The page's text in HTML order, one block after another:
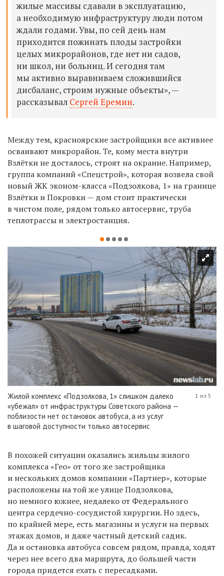
жилые массивы сдавали в эксплуатацию,
а необходимую инфраструктуру люди потом
ждали годами.Увы, по сей день нам
приходится пожинать плоды застройки
целых микрорайонов, где нет ни садов,
ни школ, ни больниц. И сегодня там
мы активно выравниваем сложившийся
дисбаланс, строим нужные объекты»,—
рассказывал Сергей Еремин.
Между тем, красноярские застройщики все активнее
осваивают микрорайон. Те, кому места внутри
Взлётки не досталось, строят на окраине. Например,
группа компаний «Спецстрой», которая возвела свой
новый ЖК эконом-класса «Подзолкова, 1» на границе
Взлётки и Покровки — дом стоит практически
в чистом поле, рядом только автосервис, труба
теплотрассы и электростанция.
Жилой комплекс «Подзолкова, 1» слишком далеко
«убежал» от инфраструктуры Советского района —
поблизости нет остановок автобуса, а из услуг
в шаговой доступности только автосервис
1 из 5
В похожей ситуации оказались жильцы жилого
комплекса «Гео» от того же застройщика
и нескольких домов компании «Партнер», которые
расположены на той же улице Подзолкова,
но немного южнее, недалеко от Федерального
центра сердечно-сосудистой хирургии. Но здесь,
по крайней мере, есть магазины и услуги на первых
этажах домов, и даже частный детский садик.
Да и остановка автобуса совсем рядом, правда, ходят
через нее всего два маршрута, до большей части
города придется ехать с пересадками.